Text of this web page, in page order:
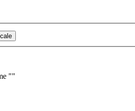
""